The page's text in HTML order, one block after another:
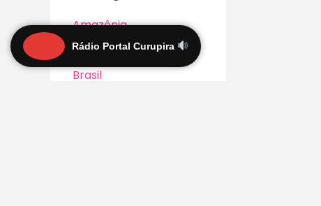
Amazônia
Arte e Cultura
Brasil
Rádio Portal Curupira